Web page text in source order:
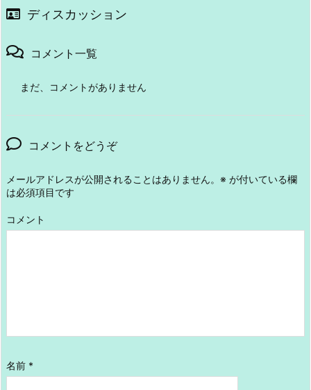
ディスカッション
コメント一覧
まだ、コメントがありません
コメントをどうぞ
メールアドレスが公開されることはありません。 ※ が付いている欄
は必須項目です
コメント
名前 *